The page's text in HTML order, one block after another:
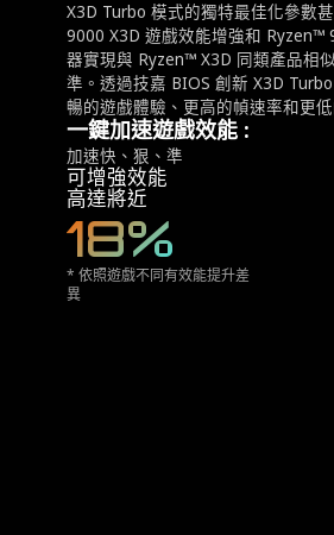
X3D Turbo 模式的獨特最佳化參數
9000 X3D 遊戲效能增強和 Ryzen™
器實現與 Ryzen™ X3D 同類產品相
準。透過技嘉 BIOS 創新 X3D
暢的遊戲體驗、更高的幀速率和更低
一鍵加速遊戲效能 :
加速快、狠、準
可增強效能
高達將近
18%
* 依照遊戲不同有效能提升差
異